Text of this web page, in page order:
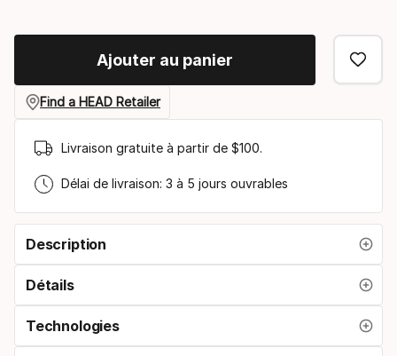
select
taille
manche
Ajouter au panier
Find a HEAD Retailer
Livraison gratuite à partir de $100.
Délai de livraison: 3 à 5 jours ouvrables
Description
Détails
Technologies